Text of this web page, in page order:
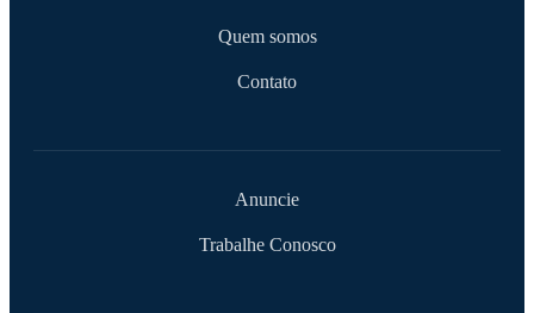
Quem somos
Contato
Anuncie
Trabalhe Conosco